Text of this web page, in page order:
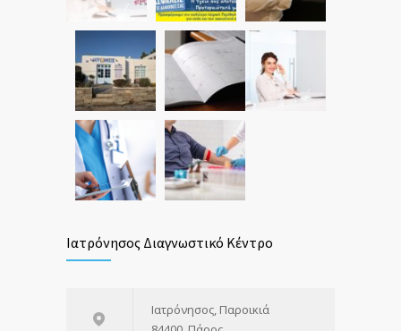
Ιατρόνησος Διαγνωστικό Κέντρο
Ιατρόνησος, Παροικιά